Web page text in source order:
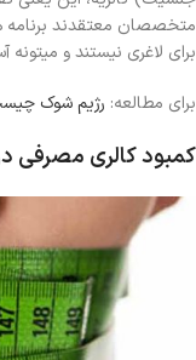
متخصصان معتقدند برنامه
برای لاغری نیستند و میتونه
برای مطالعه: رژیم شوک
کمبود کالری مصرفی